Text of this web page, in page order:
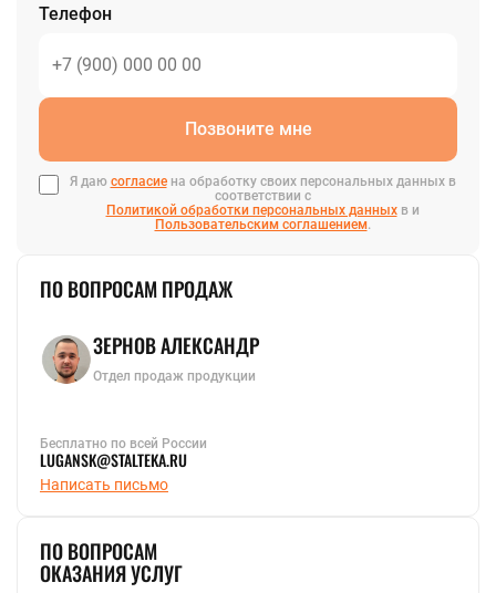
Телефон
Позвоните мне
Я даю согласиена обработку своих персональных данных в
соответствии с
Политикой обработки персональных данныхв и
Пользовательским соглашением.
ПО ВОПРОСАМ ПРОДАЖ
ЗЕРНОВ АЛЕКСАНДР
Отдел продаж продукции
Бесплатно по всей России
LUGANSK@STALTEKA.RU
Написать письмо
ПО ВОПРОСАМ
ОКАЗАНИЯ УСЛУГ